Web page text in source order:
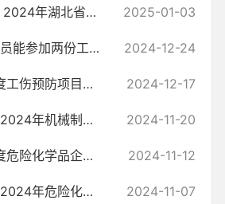
工伤保险20年｜2024年湖北省工伤预防项目圆满收官 2025-01-03
非全日制从业人员能参加两份工伤保险吗？ 2024-12-24
潜江市2024年度工伤预防项目实施及工伤预防费使用情况公示 2024-12-17
关于开展潜江市2024年机械制造行业企业工伤预防能力提升培训的通知 2024-11-20
潜江市2024年度危险化学品企业工伤预防能力提升培训正式启动 2024-11-12
关于开展潜江市2024年危险化学品企业工伤预防能力提升培训的通知 2024-11-07